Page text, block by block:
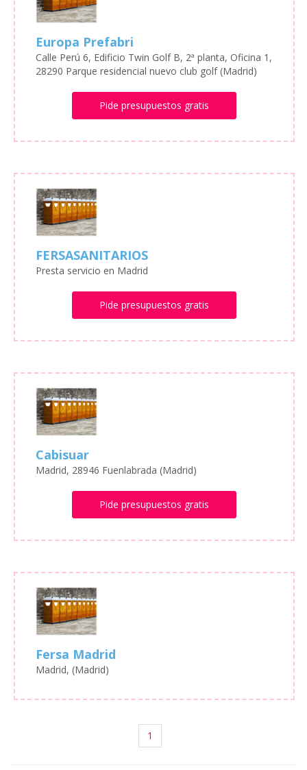
Europa Prefabri
Calle Perú 6, Edificio Twin Golf B, 2ª planta, Oficina 1,
28290 Parque residencial nuevo club golf (Madrid)
Pide presupuestos gratis
FERSASANITARIOS
Presta servicio en Madrid
Pide presupuestos gratis
Cabisuar
Madrid, 28946 Fuenlabrada (Madrid)
Pide presupuestos gratis
Fersa Madrid
Madrid, (Madrid)
1